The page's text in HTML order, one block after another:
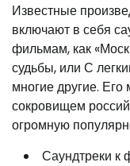
Известные
включают в себя
фильмам, как
судьбы, или С
многие другие.
сокровищем
огромную
Саундтреки к